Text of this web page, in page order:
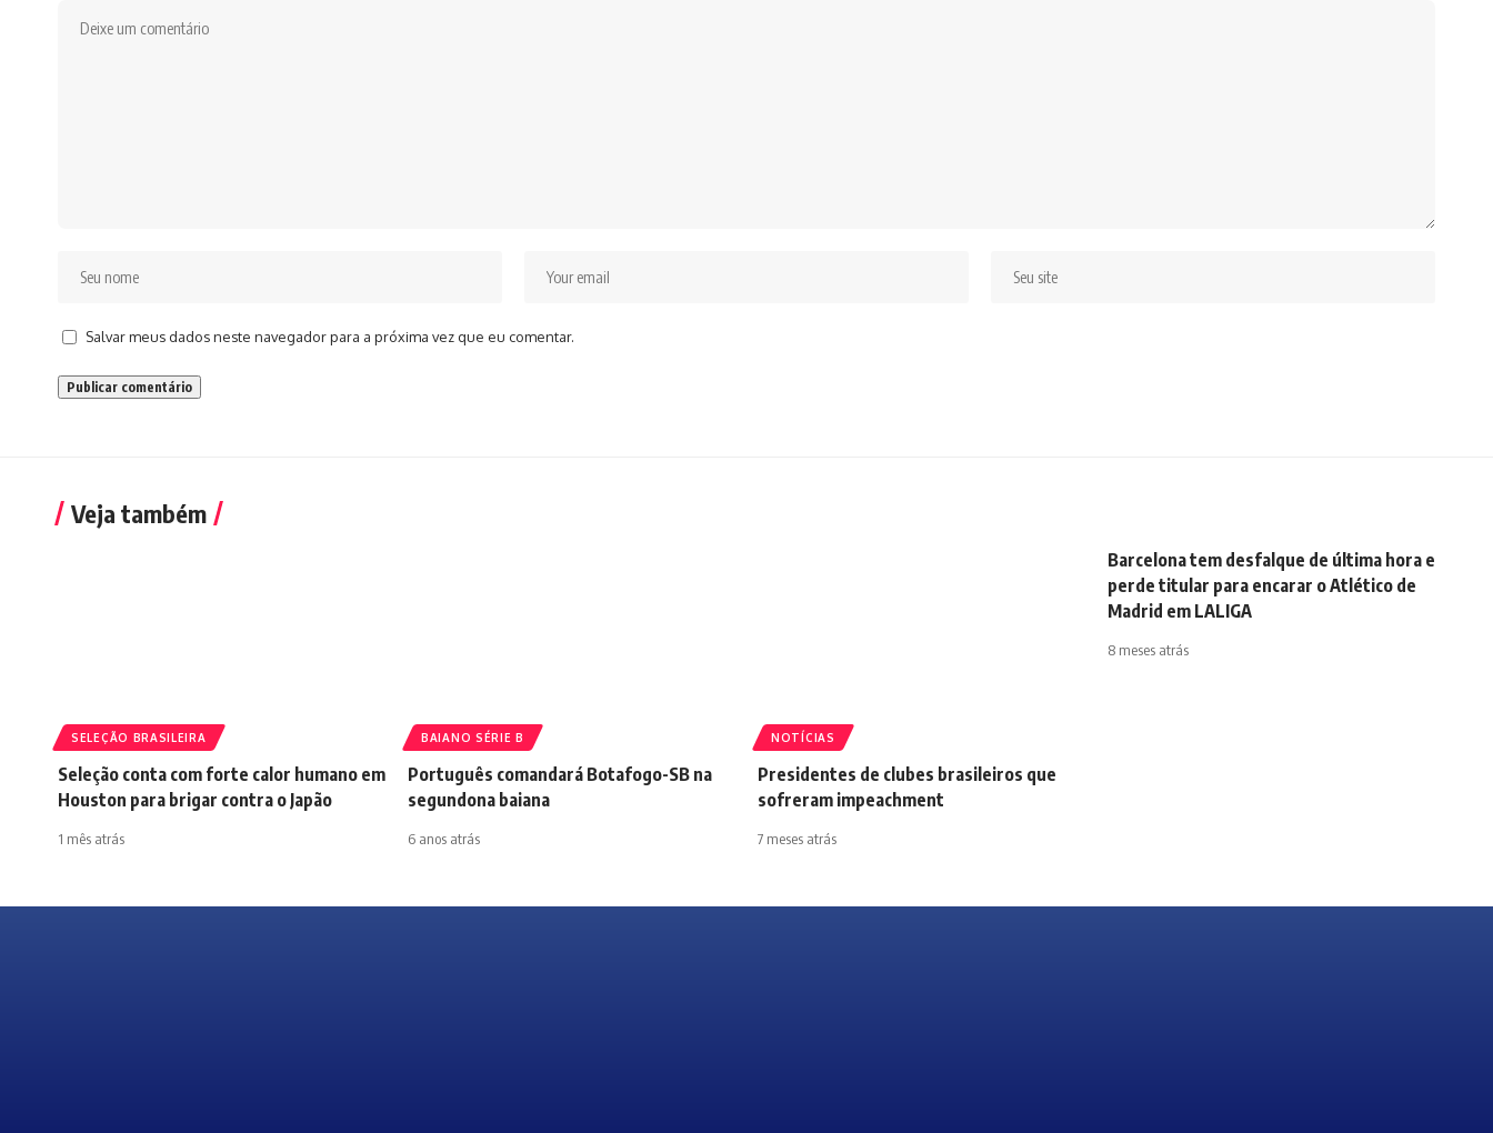
Salvar meus dados neste navegador para a próxima vez que eu comentar.
Veja também
SELEÇÃO BRASILEIRA
Seleção conta com forte calor humano em
Houston para brigar contra o Japão
1 mês atrás
BAIANO SÉRIE B
Português comandará Botafogo-SB na
segundona baiana
6 anos atrás
NOTÍCIAS
Presidentes de clubes brasileiros que
sofreram impeachment
7 meses atrás
Barcelona tem desfalque de última hora e
perde titular para encarar o Atlético de
Madrid em LALIGA
8 meses atrás